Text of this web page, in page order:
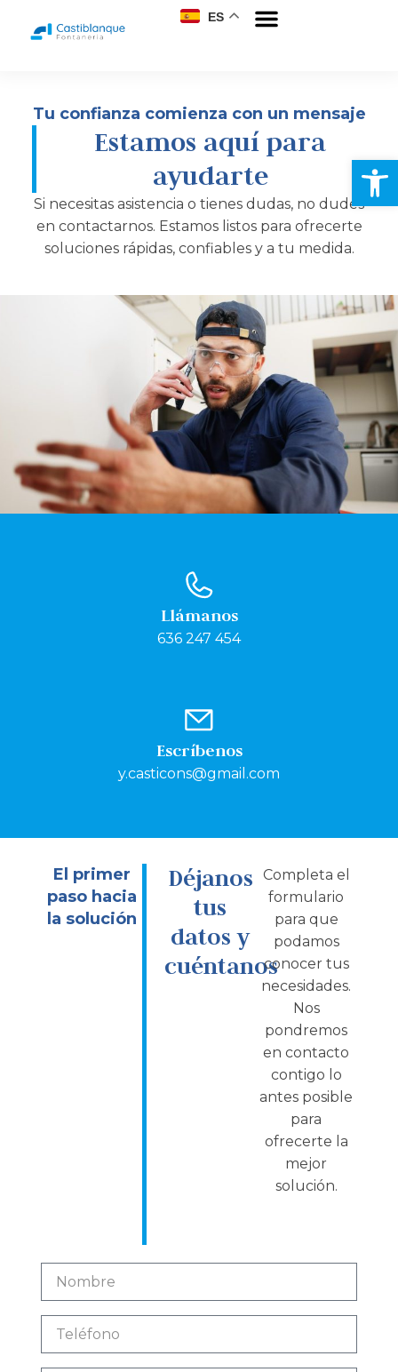
ES
Tu confianza comienza con un mensaje
Estamos aquí para
ayudarte
Si necesitas asistencia o tienes dudas, no dudes
en contactarnos. Estamos listos para ofrecerte
soluciones rápidas, confiables y a tu medida.
Llámanos
636 247 454
Escríbenos
y.casticons@gmail.com
El primer
paso hacia
la solución
Déjanos
tus
datos y
cuéntanos
Completa el
formulario
para que
podamos
conocer tus
necesidades.
Nos
pondremos
en contacto
contigo lo
antes posible
para
ofrecerte la
mejor
solución.